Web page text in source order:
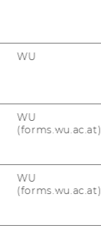
WU
WU
(forms.wu.ac.at)
WU
(forms.wu.ac.at)